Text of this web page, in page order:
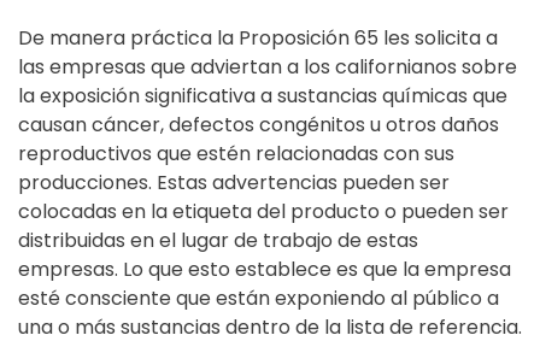
De manera práctica la Proposición 65 les solicita a
las empresas que adviertan a los californianos sobre
la exposición significativa a sustancias químicas que
causan cáncer, defectos congénitos u otros daños
reproductivos que estén relacionadas con sus
producciones. Estas advertencias pueden ser
colocadas en la etiqueta del producto o pueden ser
distribuidas en el lugar de trabajo de estas
empresas. Lo que esto establece es que la empresa
esté consciente que están exponiendo al público a
una o más sustancias dentro de la lista de referencia.